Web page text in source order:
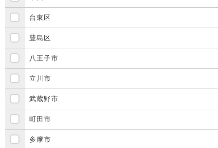
台東区
豊島区
八王子市
立川市
武蔵野市
町田市
多摩市